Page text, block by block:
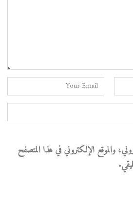
والموقع الإلكتروني في هذا المتصفح